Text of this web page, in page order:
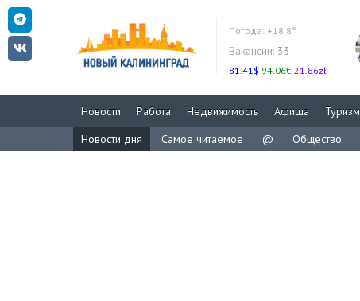
Погода: +18.8°
Вакансии: 33
81.41$ 94.06€ 21.86zł
Новости Работа Недвижимость Афиша Туризм
Новости дня
Самое читаемое @ Общество